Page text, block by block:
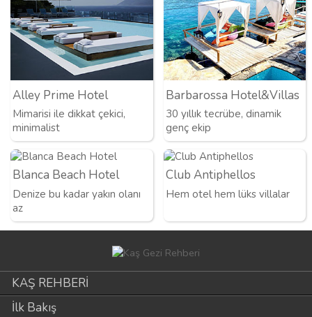
Alley Prime Hotel
Mimarisi ile dikkat çekici,
minimalist
Barbarossa Hotel&Villas
30 yıllık tecrübe, dinamik
genç ekip
Blanca Beach Hotel
Denize bu kadar yakın olanı
az
Club Antiphellos
Hem otel hem lüks villalar
KAŞ REHBERİ
İlk Bakış